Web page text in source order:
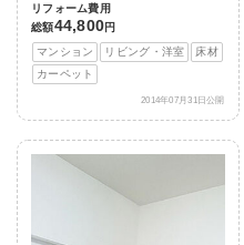
リフォーム費用
総額44,800円
マンション
リビング・洋室
床材
カーペット
2014年07月31日公開